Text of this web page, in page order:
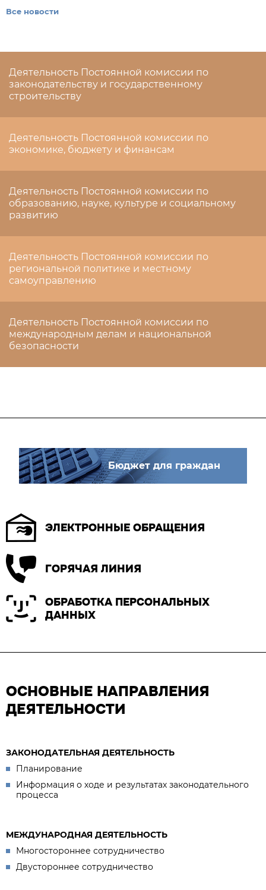
Все новости
Деятельность Постоянной комиссии по
законодательству и государственному
строительству
Деятельность Постоянной комиссии по
экономике, бюджету и финансам
Деятельность Постоянной комиссии по
образованию, науке, культуре и социальному
развитию
Деятельность Постоянной комиссии по
региональной политике и местному
самоуправлению
Деятельность Постоянной комиссии по
международным делам и национальной
безопасности
Бюджет для граждан
ЭЛЕКТРОННЫЕ ОБРАЩЕНИЯ
ГОРЯЧАЯ ЛИНИЯ
ОБРАБОТКА ПЕРСОНАЛЬНЫХ
ДАННЫХ
ОСНОВНЫЕ НАПРАВЛЕНИЯ
ДЕЯТЕЛЬНОСТИ
ЗАКОНОДАТЕЛЬНАЯ ДЕЯТЕЛЬНОСТЬ
Планирование
Информация о ходе и результатах законодательного
процесса
МЕЖДУНАРОДНАЯ ДЕЯТЕЛЬНОСТЬ
Многостороннее сотрудничество
Двустороннее сотрудничество